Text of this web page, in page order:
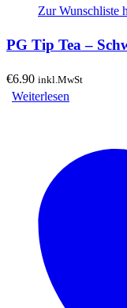
Zur Wunschliste
PG Tip Tea –
€6.90 inkl.MwSt
Weiterlesen